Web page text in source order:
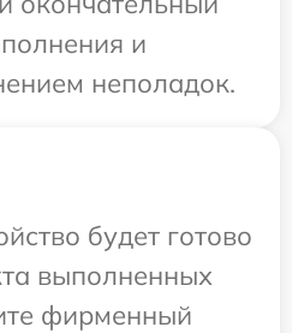
и
неполадок.
будет готово
выполненных
фирменный